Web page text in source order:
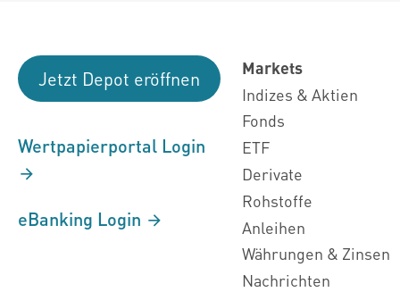
Jetzt Depot eröffnen
Wertpapierportal Login
eBanking Login
Markets
Indizes & Aktien
Fonds
ETF
Derivate
Rohstoffe
Anleihen
Währungen & Zinsen
Nachrichten